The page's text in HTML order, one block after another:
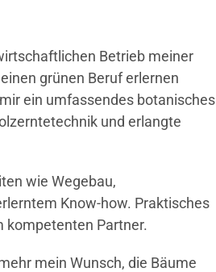
Betrieb meiner
grünen Beruf erlernen
ein umfassendes botanisches
und erlangte
wie Wegebau,
Know-how. Praktisches
kompetenten Partner.
mein Wunsch, die Bäume